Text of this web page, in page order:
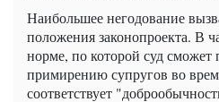
Наибольшее негодование
положения законопроекта. В
норме, по которой суд
примирению супругов во
соответствует